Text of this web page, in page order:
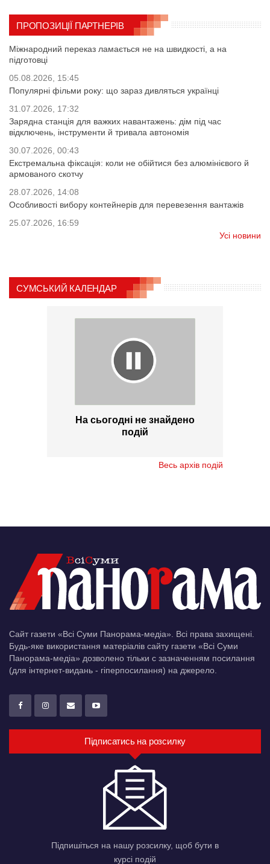
ПРОПОЗИЦІЇ ПАРТНЕРІВ
Міжнародний переказ ламається не на швидкості, а на
підготовці
05.08.2026, 15:45
Популярні фільми року: що зараз дивляться українці
31.07.2026, 17:32
Зарядна станція для важких навантажень: дім під час
відключень, інструменти й тривала автономія
30.07.2026, 00:43
Екстремальна фіксація: коли не обійтися без алюмінієвого й
армованого скотчу
28.07.2026, 14:08
Особливості вибору контейнерів для перевезення вантажів
25.07.2026, 16:59
Усі новини
СУМСЬКИЙ КАЛЕНДАР
На сьогодні не знайдено
подій
Весь архів подій
Сайт газети «Всі Суми Панорама-медіа». Всі права захищені.
Будь-яке використання матеріалів сайту газети «Всі Суми
Панорама-медіа» дозволено тільки c зазначенням посилання
(для інтернет-видань - гіперпосилання) на джерело.
Підписатись на розсилку
Підпишіться на нашу розсилку, щоб бути в
курсі подій